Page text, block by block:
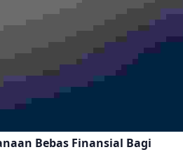
Bebas Finansial Bagi